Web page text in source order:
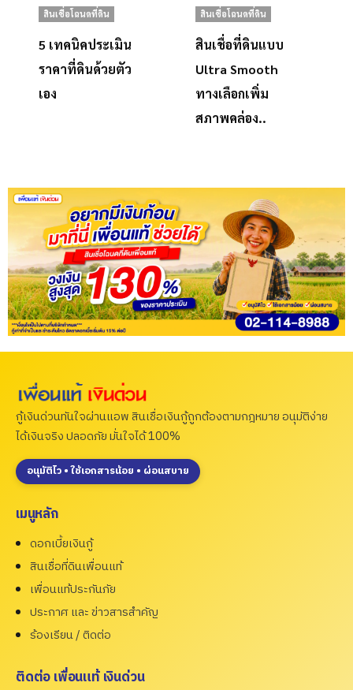
สินเชื่อโฉนดที่ดิน
5 เทคนิคประเมิน
ราคาที่ดินด้วยตัว
เอง
สินเชื่อโฉนดที่ดิน
สินเชื่อที่ดินแบบ
Ultra Smooth
ทางเลือกเพิ่ม
สภาพคล่อง..
กู้เงินด่วนทันใจผ่านแอพ สินเชื่อเงินกู้ถูกต้องตามกฎหมาย อนุมัติง่าย
ได้เงินจริง ปลอดภัย มั่นใจได้ 100%
อนุมัติไว • ใช้เอกสารน้อย • ผ่อนสบาย
เมนูหลัก
ดอกเบี้ยเงินกู้
สินเชื่อที่ดินเพื่อนแท้
เพื่อนแท้ประกันภัย
ประกาศ และ ข่าวสารสำคัญ
ร้องเรียน / ติดต่อ
ติดต่อ เพื่อนแท้ เงินด่วน